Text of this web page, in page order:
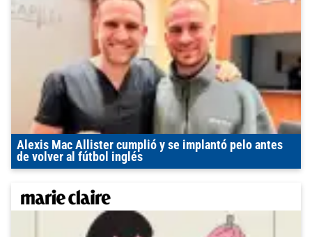
Alexis Mac Allister cumplió y se implantó pelo antes
de volver al fútbol inglés